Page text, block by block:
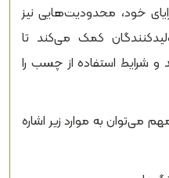
خود، محدودیت‌هایی نیز
کمک می‌کند تا
شرایط استفاده از چسب را
به موارد زیر اشاره